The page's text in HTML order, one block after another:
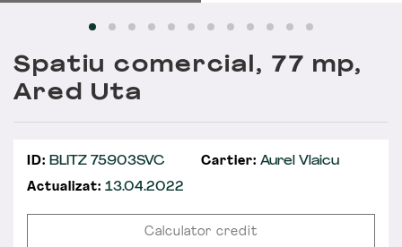
Spatiu comercial, 77 mp,
Ared Uta
ID: BLITZ 75903SVC Cartier: Aurel Vlaicu
Actualizat: 13.04.2022
Calculator credit